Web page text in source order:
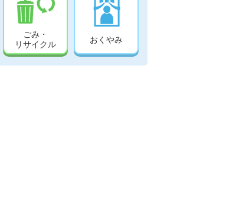
ごみ・
リサイクル
おくやみ